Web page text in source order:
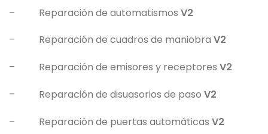
– Reparación de automatismos V2
– Reparación de cuadros de maniobra V2
– Reparación de emisores y receptores V2
– Reparación de disuasorios de paso V2
– Reparación de puertas automáticas V2